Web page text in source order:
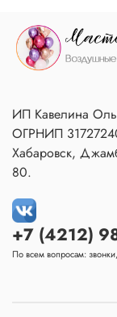
+7 (4212)
По всем вопросам:
ИП Кавелина
ОГРНИП
Хабаровск,
80.